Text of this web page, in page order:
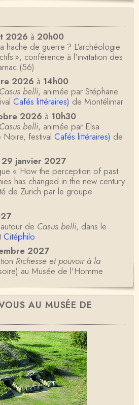
2026 à 20h00
hache de guerre ? L'archéologie
», conférence à l'invitation des
(56)
2026 à 14h00
Casus belli, animée par Stéphane
Cafés littéraires) de Montélimar
2026 à 10h30
Casus belli, animée par Elsa
Noire, festival Cafés littéraires) de
janvier 2027
« How the perception of past
has changed in the new century
de Zurich par le groupe
de Casus belli, dans le
Citéphilo
2027
Richesse et pouvoir à la
au Musée de l'Homme
AU MUSÉE DE